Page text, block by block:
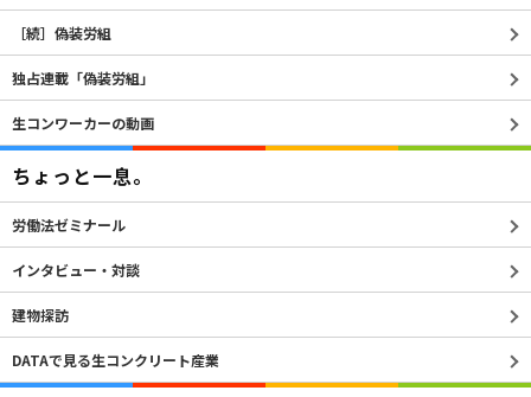
［続］偽装労組
独占連載「偽装労組」
生コンワーカーの動画
ちょっと一息。
労働法ゼミナール
インタビュー・対談
建物探訪
DATAで見る生コンクリート産業